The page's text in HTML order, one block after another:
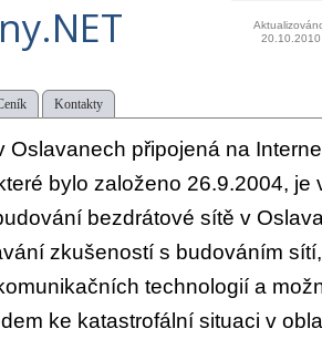
20.10.2010
Kontakty
Oslavanech připojená na
bylo založeno 26.9.2004, je
bezdrátové sítě v
zkušeností s budováním
technologií a
ke katastrofální situaci v